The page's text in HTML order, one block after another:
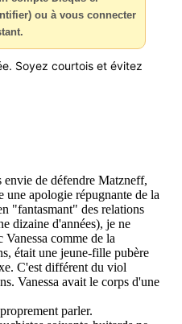
ou à vous connecter
Soyez courtois et évitez